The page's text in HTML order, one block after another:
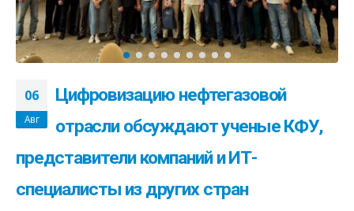
06
Авг
Цифровизацию нефтегазовой
отрасли обсуждают ученые КФУ,
представители компаний и ИТ-
специалисты из других стран